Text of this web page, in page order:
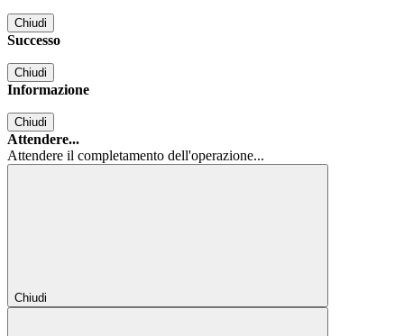
Chiudi
Successo
Chiudi
Informazione
Chiudi
Attendere...
Attendere il completamento dell'operazione...
Chiudi